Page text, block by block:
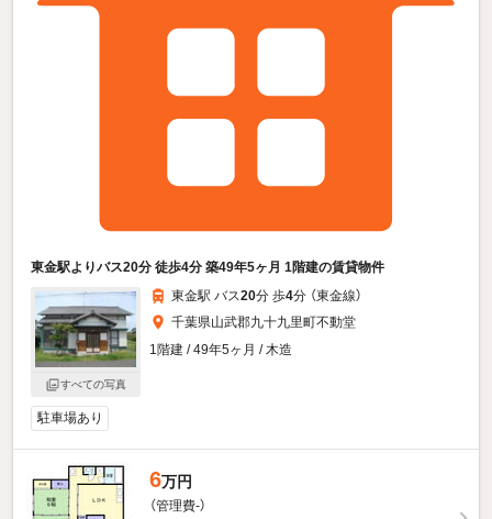
東金駅よりバス20分 徒歩4分 築49年5ヶ月 1階建の賃貸物件
すべての写真
東金駅 バス20分 歩4分 （東金線）
千葉県山武郡九十九里町不動堂
1階建 / 49年5ヶ月 / 木造
駐車場あり
6万円
（管理費-）